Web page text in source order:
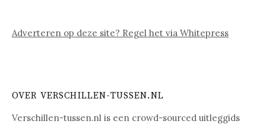
Adverteren op deze site? Regel het via Whitepress
OVER VERSCHILLEN-TUSSEN.NL
Verschillen-tussen.nl is een crowd-sourced uitleggids